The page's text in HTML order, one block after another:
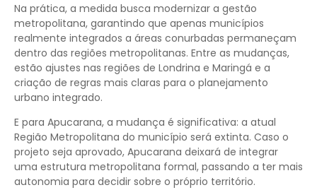
Na prática, a medida busca modernizar a gestão
metropolitana, garantindo que apenas municípios
realmente integrados a áreas conurbadas permaneçam
dentro das regiões metropolitanas. Entre as mudanças,
estão ajustes nas regiões de Londrina e Maringá e a
criação de regras mais claras para o planejamento
urbano integrado.
E para Apucarana, a mudança é significativa: a atual
Região Metropolitana do município será extinta. Caso o
projeto seja aprovado, Apucarana deixará de integrar
uma estrutura metropolitana formal, passando a ter mais
autonomia para decidir sobre o próprio território.